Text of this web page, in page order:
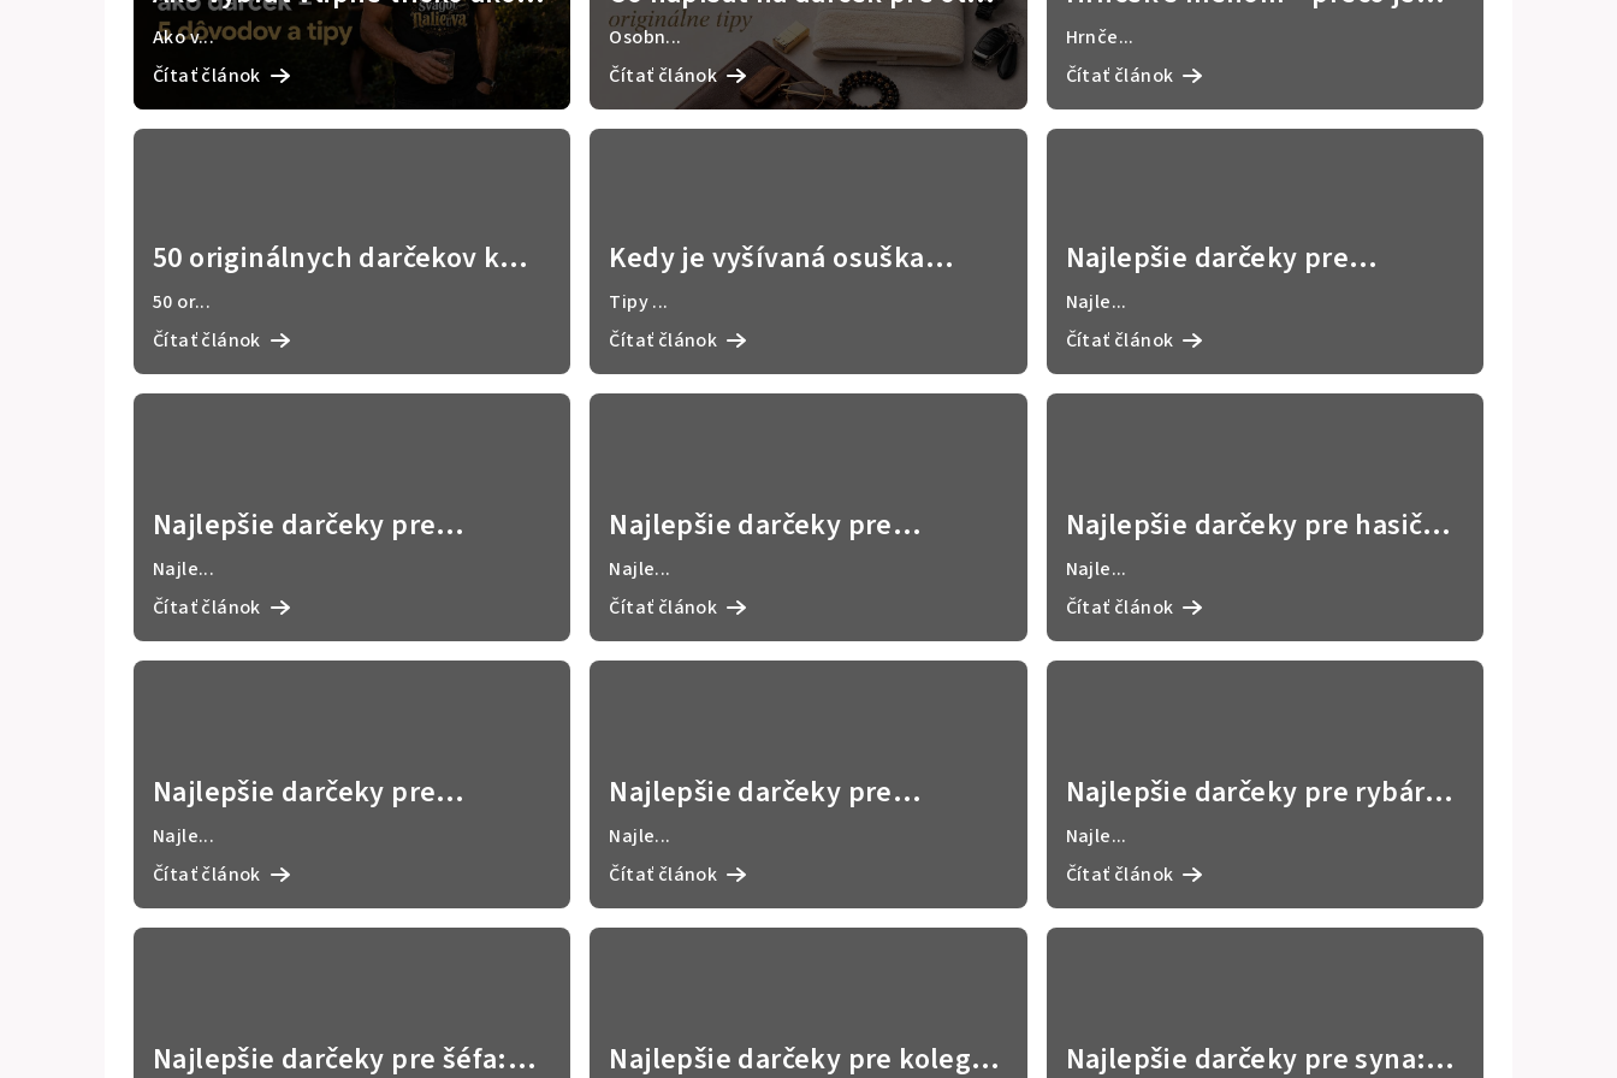
l
darček – 5 dôvodov a tipy
Ako v...
Čítať článok
40 nápadov na osobné odkazy
Osobn...
Čítať článok
lepší darček ako čokoláda?
Hrnče...
Čítať článok
50 originálnych darčekov k
narodeninám
50 or...
Čítať článok
Kedy je vyšívaná osuška
vhodným darčekom? 5
praktických dôvodov
Tipy ...
Čítať článok
Najlepšie darčeky pre
učiteľov: nápady na
poďakovanie od srdca 🎓
Najle...
Čítať článok
Najlepšie darčeky pre
grillmajstrov: vtipné a
originálne nápady 🔥🍖
Najle...
Čítať článok
Najlepšie darčeky pre
milovníkov vína: elegantné a
originálne nápady 🍷
Najle...
Čítať článok
Najlepšie darčeky pre hasičov:
originálne a personalizované
nápady 🚒
Najle...
Čítať článok
Najlepšie darčeky pre
fanúšikov futbalu: originálne
a personalizované nápady ⚽
Najle...
Čítať článok
Najlepšie darčeky pre
poľovníkov: originálne a
personalizované nápady 🦌
Najle...
Čítať článok
Najlepšie darčeky pre rybára:
vtipné a personalizované
nápady 🎣
Najle...
Čítať článok
Najlepšie darčeky pre šéfa:
Najlepšie darčeky pre kolegu:
Najlepšie darčeky pre syna: